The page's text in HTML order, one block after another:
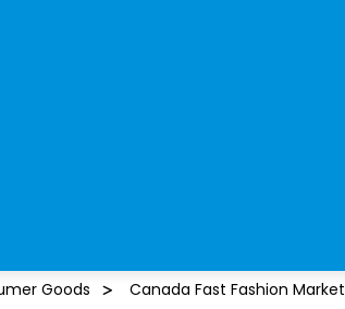
Goods Canada Fast Fashion Market